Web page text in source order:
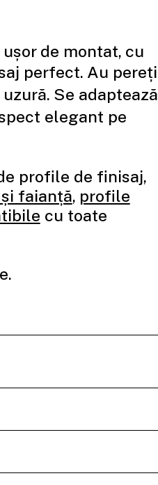
de montat, cu
perfect. Au pereți
Se adaptează
elegant pe
profile de finisaj,
faianță, profile
cu toate